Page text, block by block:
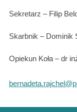
Sekretarz – Filip
Skarbnik – Dominik
Opiekun
e-